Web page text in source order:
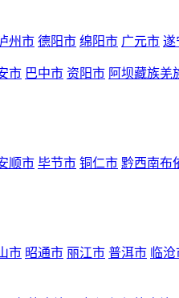
州市 德阳市 绵阳市 广元市 遂
市 巴中市 资阳市 阿坝藏族羌
顺市 毕节市 铜仁市 黔西南布
市 昭通市 丽江市 普洱市 临